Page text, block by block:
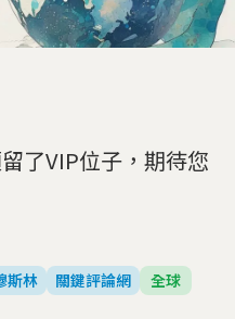
了VIP位子，期待您
斯林 關鍵評論網 全球